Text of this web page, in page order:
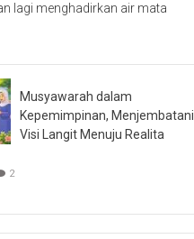
lagi menghadirkan air mata
Musyawarah dalam
Kepemimpinan, Menjembatani
Visi Langit Menuju Realita
2